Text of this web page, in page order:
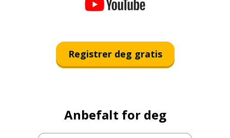
Registrer deg gratis
Anbefalt for deg